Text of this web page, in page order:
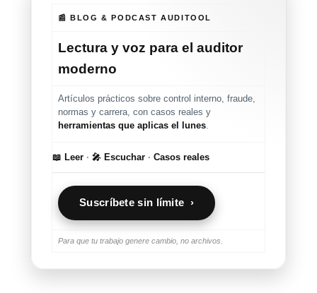
📰 BLOG & PODCAST AUDITOOL
Lectura y voz para el auditor
moderno
Artículos prácticos sobre control interno, fraude,
normas y carrera, con casos reales y
herramientas que aplicas el lunes
📖 Leer · 🎤 Escuchar · Casos reales
Suscríbete sin límite ›
Para que tu trabajo genere cambio, no archivos.